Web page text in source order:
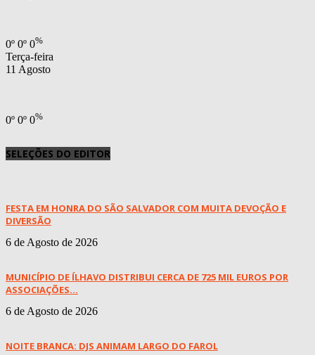
0º 0º 0%
Terça-feira
11 Agosto
0º 0º 0%
SELEÇÕES DO EDITOR
FESTA EM HONRA DO SÃO SALVADOR COM MUITA DEVOÇÃO E
DIVERSÃO
6 de Agosto de 2026
MUNICÍPIO DE ÍLHAVO DISTRIBUI CERCA DE 725 MIL EUROS POR
ASSOCIAÇÕES...
6 de Agosto de 2026
NOITE BRANCA: DJS ANIMAM LARGO DO FAROL